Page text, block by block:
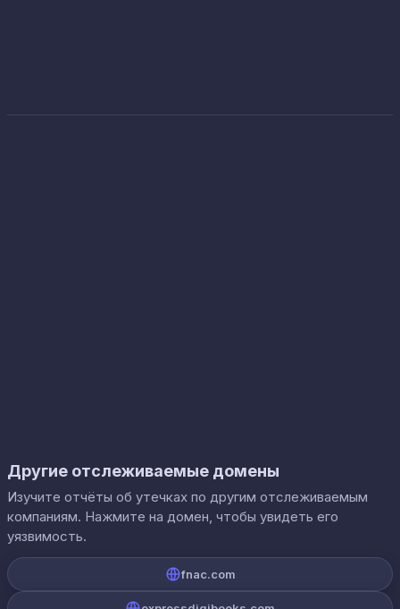
Другие отслеживаемые домены
Изучите отчёты об утечках по другим отслеживаемым
компаниям. Нажмите на домен, чтобы увидеть его
уязвимость.
fnac.com